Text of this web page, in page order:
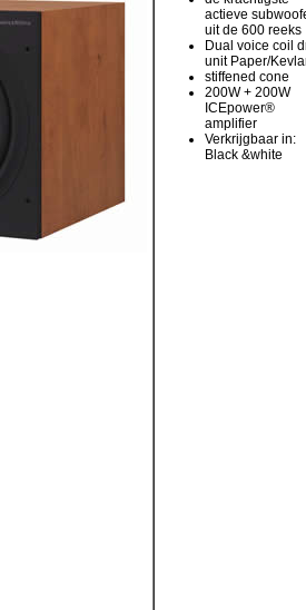
actieve
uit de 600 reeks
Dual voice coil
unit Paper/
stiffened cone
200W + 200W
ICEpower®
amplifier
Verkrijgbaar in:
Black &white